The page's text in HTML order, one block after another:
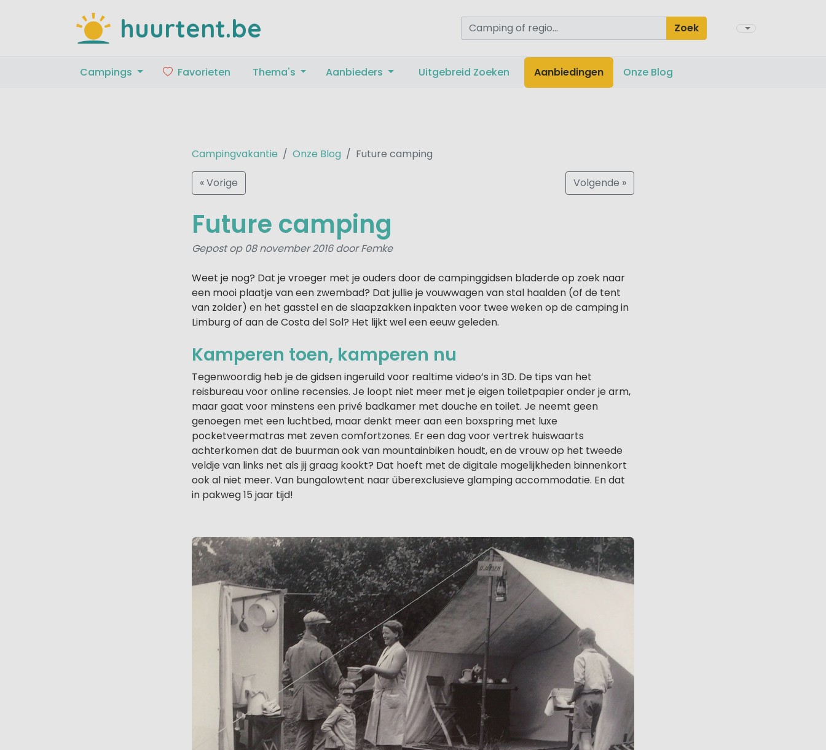
huurtent.be Zoek
Campings Favorieten Thema's Aanbieders Uitgebreid Zoeken Aanbiedingen Onze Blog
Campingvakantie Onze Blog Future camping
« Vorige Volgende »
Future camping
Gepost op 08 november 2016 door Femke
Weet je nog? Dat je vroeger met je ouders door de campinggidsen bladerde op zoek naar
een mooi plaatje van een zwembad? Dat jullie je vouwwagen van stal haalden (of de tent
van zolder) en het gasstel en de slaapzakken inpakten voor twee weken op de camping in
Limburg of aan de Costa del Sol? Het lijkt wel een eeuw geleden.
Kamperen toen, kamperen nu
Tegenwoordig heb je de gidsen ingeruild voor realtime video’s in 3D. De tips van het
reisbureau voor online recensies. Je loopt niet meer met je eigen toiletpapier onder je arm,
maar gaat voor minstens een privé badkamer met douche en toilet. Je neemt geen
genoegen met een luchtbed, maar denkt meer aan een boxspring met luxe
pocketveermatras met zeven comfortzones. Er een dag voor vertrek huiswaarts
achterkomen dat de buurman ook van mountainbiken houdt, en de vrouw op het tweede
veldje van links net als jij graag kookt? Dat hoeft met de digitale mogelijkheden binnenkort
ook al niet meer. Van bungalowtent naar überexclusieve glamping accommodatie. En dat
in pakweg 15 jaar tijd!